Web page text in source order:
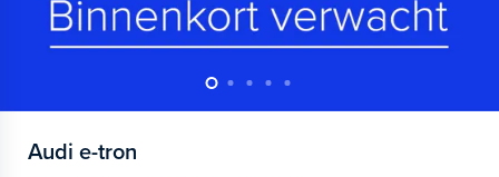
Audi e-tron